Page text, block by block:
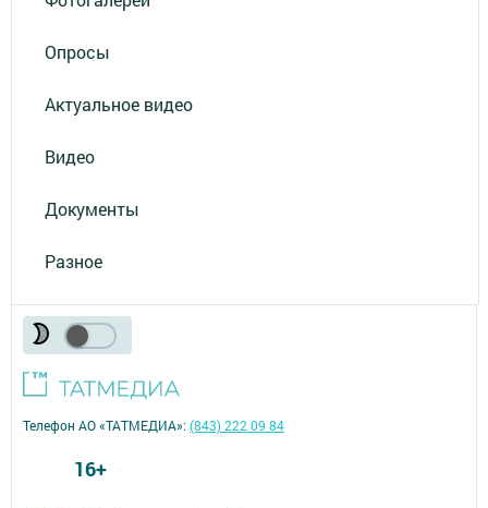
Опросы
Актуальное видео
Видео
Документы
Разное
Телефон АО «ТАТМЕДИА»:(843) 222 09 84
16+